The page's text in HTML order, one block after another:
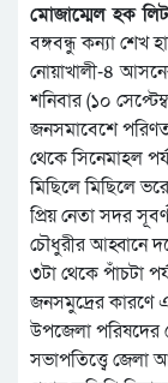
মোজাম্মেল হক
বঙ্গবন্ধু কন্যা শেখ
নোয়াখালী-৪
শনিবার (১০
জনসমাবেশে
থেকে সিনেমাহল
মিছিলে মিছিলে
প্রিয় নেতা সদর
চৌধুরীর আহ্বানে
৩টা থেকে পাঁচটা
জনসমুদ্রের কারণে
উপজেলা পরিষদের
সভাপতিত্ত্বে জেলা